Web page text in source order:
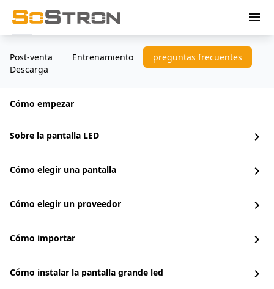
menu
Post-venta Entrenamiento
preguntas frecuentes
Descarga
Cómo empezar
Sobre la pantalla LED chevron_right
Cómo elegir una pantalla chevron_right
Cómo elegir un proveedor chevron_right
Cómo importar chevron_right
Cómo instalar la pantalla grande led chevron_right